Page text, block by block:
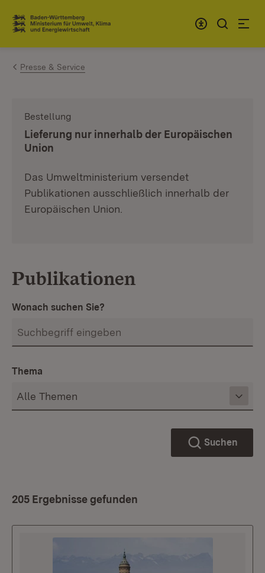
Zum Inhalt springen
Link zur Startseite
Presse & Service
Bestellung
Lieferung nur innerhalb der Europäischen
Union
Das Umweltministerium versendet
Publikationen ausschließlich innerhalb der
Europäischen Union.
Publikationen
Wonach suchen Sie?
Thema
Suchen
205 Ergebnisse gefunden